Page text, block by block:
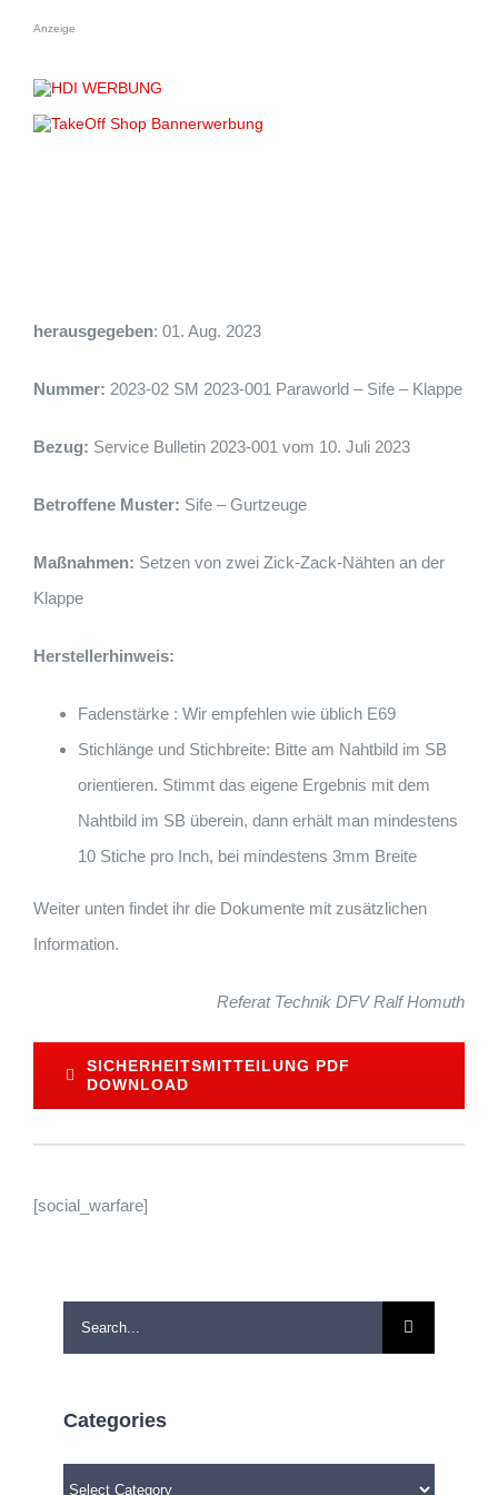
Anzeige
herausgegeben: 01. Aug. 2023
Nummer: 2023-02 SM 2023-001 Paraworld – Sife – Klappe
Bezug: Service Bulletin 2023-001 vom 10. Juli 2023
Betroffene Muster: Sife – Gurtzeuge
Maßnahmen: Setzen von zwei Zick-Zack-Nähten an der
Klappe
Herstellerhinweis:
Fadenstärke : Wir empfehlen wie üblich E69
Stichlänge und Stichbreite: Bitte am Nahtbild im SB
orientieren. Stimmt das eigene Ergebnis mit dem
Nahtbild im SB überein, dann erhält man mindestens
10 Stiche pro Inch, bei mindestens 3mm Breite
Weiter unten findet ihr die Dokumente mit zusätzlichen
Information.
Referat Technik DFV Ralf Homuth
SICHERHEITSMITTEILUNG PDF
DOWNLOAD
[social_warfare]
Search
for:
Categories
Categories